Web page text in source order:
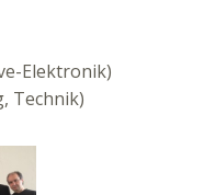
Elektronik)
Technik)